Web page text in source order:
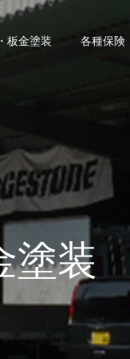
板金塗装 各種保険
塗装